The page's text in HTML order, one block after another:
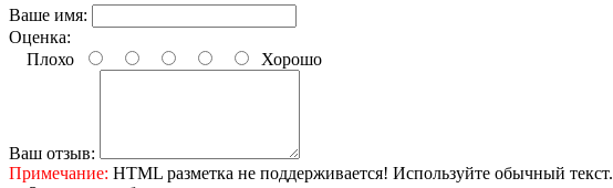
Ваше имя:
Оценка:
Плохо
Хорошо
Ваш отзыв:
Примечание: HTML разметка не поддерживается! Используйте обычный текст.